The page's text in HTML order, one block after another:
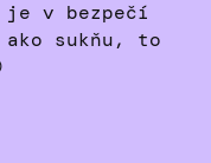
v bezpečí
sukňu, to